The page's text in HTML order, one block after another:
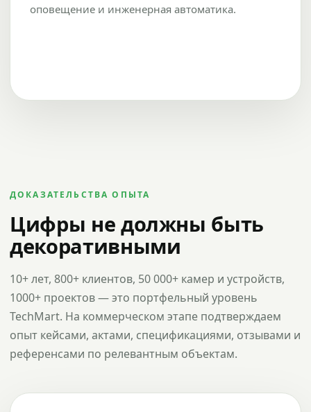
оповещение и инженерная автоматика.
ДОКАЗАТЕЛЬСТВА ОПЫТА
Цифры не должны быть
декоративными
10+ лет, 800+ клиентов, 50 000+ камер и устройств,
1000+ проектов — это портфельный уровень
TechMart. На коммерческом этапе подтверждаем
опыт кейсами, актами, спецификациями, отзывами и
референсами по релевантным объектам.